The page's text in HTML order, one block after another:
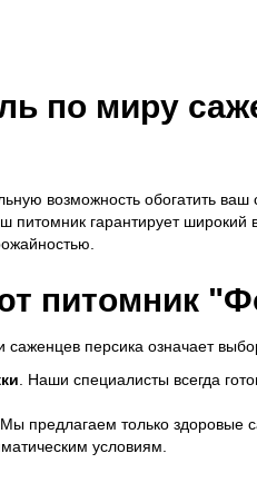
по миру
возможность обогатить
питомник гарантирует широкий
питомник
персика означает
. Наши специалисты всегда
предлагаем только здоровые
условиям.